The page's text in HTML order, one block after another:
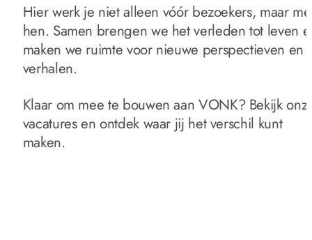
Hier werk je niet alleen vóór bezoekers, maar
hen. Samen brengen we het verleden tot leven
maken we ruimte voor nieuwe perspectieven en
verhalen.
Klaar om mee te bouwen aan VONK? Bekijk
vacatures en ontdek waar jij het verschil kunt
maken.